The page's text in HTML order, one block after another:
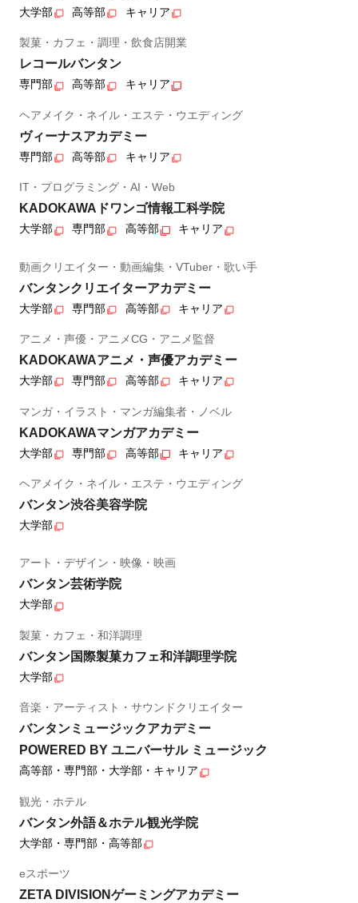
大学部 高等部 キャリア
製菓・カフェ・調理・飲食店開業
レコールバンタン
専門部 高等部 キャリア
ヘアメイク・ネイル・エステ・ウエディング
ヴィーナスアカデミー
専門部 高等部 キャリア
IT・プログラミング・AI・Web
KADOKAWAドワンゴ情報工科学院
大学部 専門部 高等部 キャリア
動画クリエイター・動画編集・VTuber・歌い手
バンタンクリエイターアカデミー
大学部 専門部 高等部 キャリア
アニメ・声優・アニメCG・アニメ監督
KADOKAWAアニメ・声優アカデミー
大学部 専門部 高等部 キャリア
マンガ・イラスト・マンガ編集者・ノベル
KADOKAWAマンガアカデミー
大学部 専門部 高等部 キャリア
ヘアメイク・ネイル・エステ・ウエディング
バンタン渋谷美容学院
大学部
アート・デザイン・映像・映画
バンタン芸術学院
大学部
製菓・カフェ・和洋調理
バンタン国際製菓カフェ和洋調理学院
大学部
音楽・アーティスト・サウンドクリエイター
バンタンミュージックアカデミー
POWERED BY ユニバーサル ミュージック
高等部・専門部・大学部・キャリア
観光・ホテル
バンタン外語＆ホテル観光学院
大学部・専門部・高等部
eスポーツ
ZETA DIVISIONゲーミングアカデミー